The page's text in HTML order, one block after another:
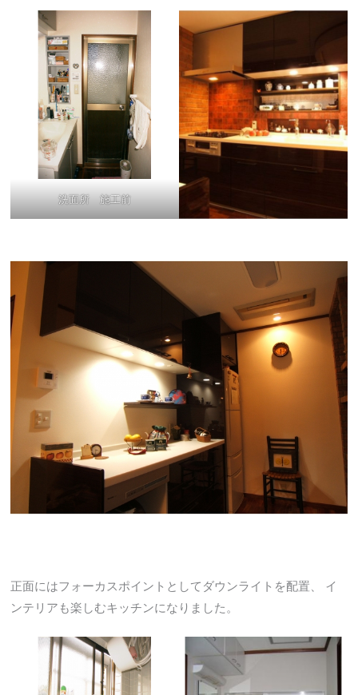
洗面所 施工前
正面にはフォーカスポイントとしてダウンライトを配置、 イ
ンテリアも楽しむキッチンになりました。